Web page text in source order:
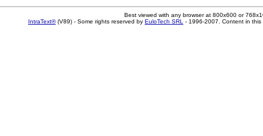
Best viewed with any browser at 800x600 or
IntraText®(V89) - Some rights reserved by EuloTech SRL - 1996-2007. Content in